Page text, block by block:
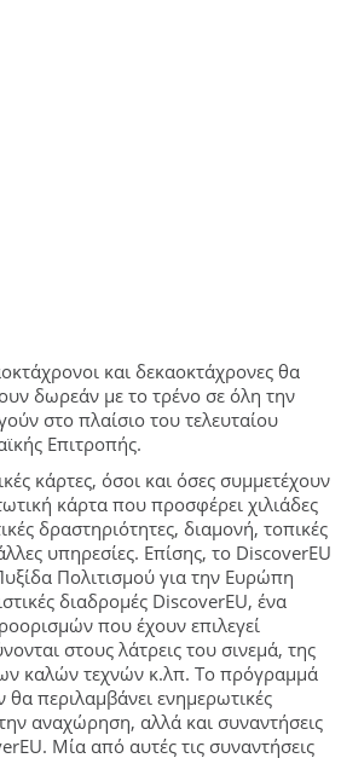
και δεκαοκτάχρονες θα
δωρεάν με το τρένο σε όλη την
στο πλαίσιο του τελευταίου
Επιτροπής.
κάρτες, όσοι και όσες συμμετέχουν
κάρτα που προσφέρει χιλιάδες
δραστηριότητες, διαμονή, τοπικές
υπηρεσίες. Επίσης, το DiscoverEU
Πολιτισμού για την Ευρώπη
διαδρομές DiscoverEU, ένα
που έχουν επιλεγεί
στους λάτρεις του σινεμά, της
καλών τεχνών κ.λπ. Το πρόγραμμά
περιλαμβάνει ενημερωτικές
αναχώρηση, αλλά και συναντήσεις
Μία από αυτές τις συναντήσεις